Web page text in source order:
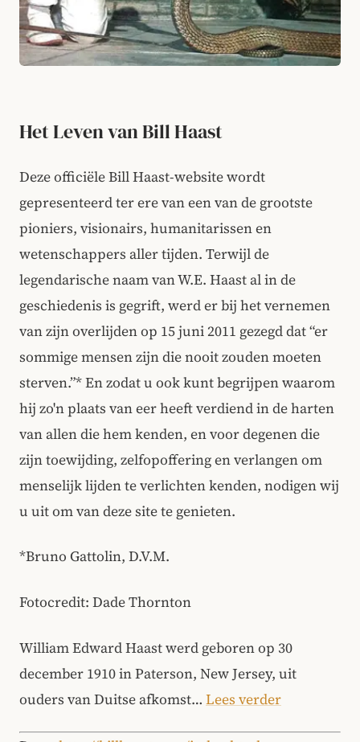
Het Leven van Bill Haast
Deze officiële Bill Haast-website wordt
gepresenteerd ter ere van een van de grootste
pioniers, visionairs, humanitarissen en
wetenschappers aller tijden. Terwijl de
legendarische naam van W.E. Haast al in de
geschiedenis is gegrift, werd er bij het vernemen
van zijn overlijden op 15 juni 2011 gezegd dat “er
sommige mensen zijn die nooit zouden moeten
sterven.”* En zodat u ook kunt begrijpen waarom
hij zo'n plaats van eer heeft verdiend in de harten
van allen die hem kenden, en voor degenen die
zijn toewijding, zelfopoffering en verlangen om
menselijk lijden te verlichten kenden, nodigen wij
u uit om van deze site te genieten.
*Bruno Gattolin, D.V.M.
Fotocredit: Dade Thornton
William Edward Haast werd geboren op 30
december 1910 in Paterson, New Jersey, uit
ouders van Duitse afkomst… Lees verder